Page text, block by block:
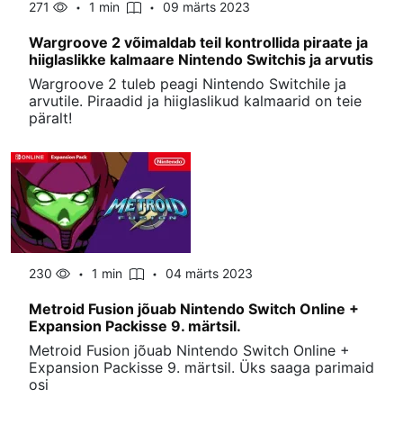
271 1 min 09 märts 2023
Wargroove 2 võimaldab teil kontrollida piraate ja
hiiglaslikke kalmaare Nintendo Switchis ja arvutis
Wargroove 2 tuleb peagi Nintendo Switchile ja
arvutile. Piraadid ja hiiglaslikud kalmaarid on teie
päralt!
230 1 min 04 märts 2023
Metroid Fusion jõuab Nintendo Switch Online +
Expansion Packisse 9. märtsil.
Metroid Fusion jõuab Nintendo Switch Online +
Expansion Packisse 9. märtsil. Üks saaga parimaid
osi